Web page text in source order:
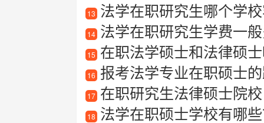
13 法学在职研究生哪个学
14 法学在职研究生学费一
15 在职法学硕士和法律硕
16 报考法学专业在职硕士
17 在职研究生法律硕士院校
18 法学在职硕士学校有哪些